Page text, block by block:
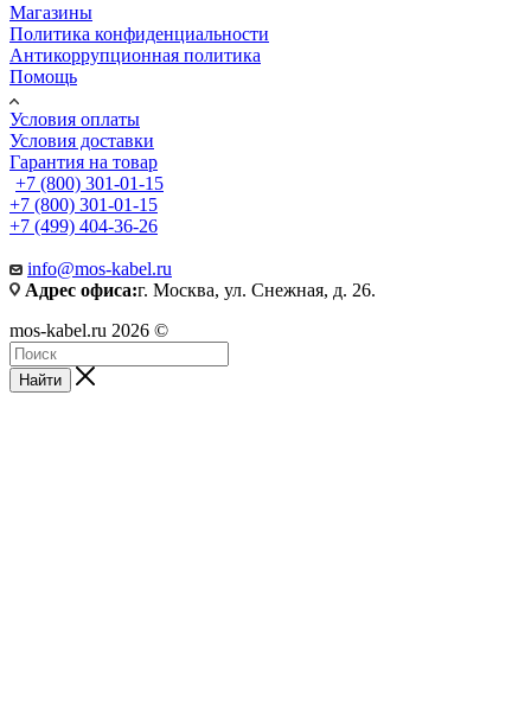
Магазины
Политика конфиденциальности
Антикоррупционная политика
Помощь
Условия оплаты
Условия доставки
Гарантия на товар
+7 (800) 301-01-15
+7 (800) 301-01-15
+7 (499) 404-36-26
info@mos-kabel.ru
Адрес офиса:г. Москва, ул. Снежная, д. 26.
mos-kabel.ru 2026 ©
Найти